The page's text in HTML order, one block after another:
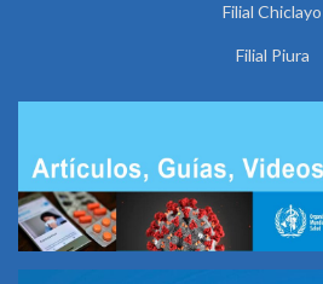
Filial Chiclayo
Filial Piura